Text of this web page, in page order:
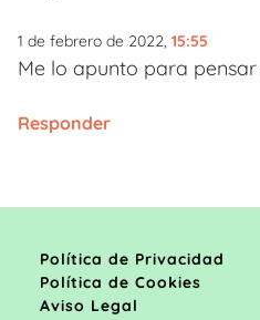
1 de febrero de 2022, 15:55
Me lo apunto para
Responder
Política de Privacidad
Política de Cookies
Aviso Legal